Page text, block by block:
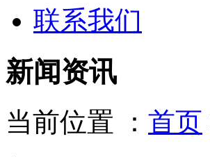
联系我们
新闻资讯
当前位置 ： 首页